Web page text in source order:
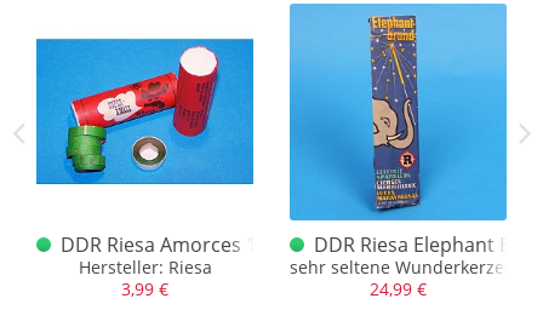
Riesa
DDR Riesa Amorces 100 schuss Rollen
Hersteller: Riesa
3,99 €
DDR Riesa Elephant
sehr seltene Wunderkerzen
24,99 €